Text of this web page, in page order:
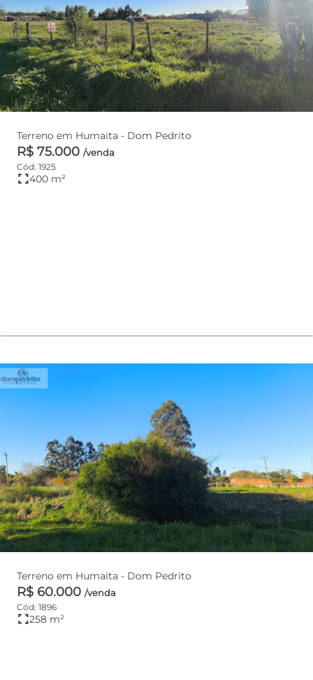
Terreno em Humaita - Dom Pedrito
R$ 75.000 /venda
Cód: 1925
fullscreen400 m²
Terreno em Humaita - Dom Pedrito
R$ 60.000 /venda
Cód: 1896
fullscreen258 m²